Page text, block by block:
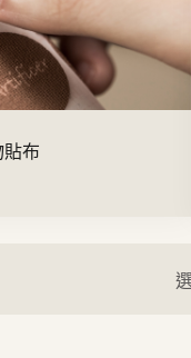
貼布